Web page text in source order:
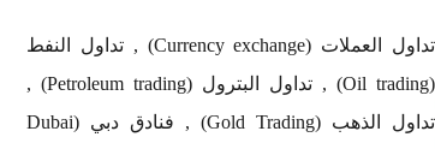
تداول العملات (Currency exchange) , تداول النفط
(Oil trading) , تداول البترول (Petroleum trading) ,
تداول الذهب (Gold Trading) , فنادق دبي (Dubai